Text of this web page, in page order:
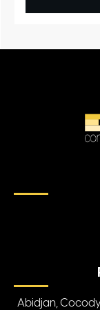
Abidjan, Cocody,